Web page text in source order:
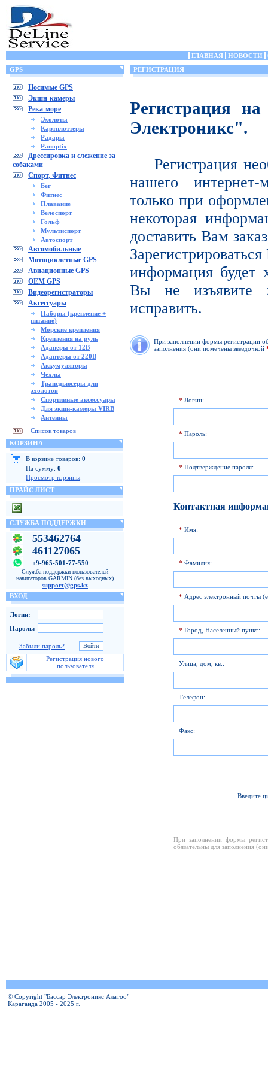
ГЛАВНАЯ НОВОСТИ
GPS
Носимые GPS
Экшн-камеры
Река-море
Эхолоты
Картплоттеры
Радары
Panoptix
Дрессировка и слежение за
собаками
Спорт, Фитнес
Бег
Фитнес
Плавание
Велоспорт
Гольф
Мультиспорт
Автоспорт
Автомобильные
Мотоциклетные GPS
Авиационные GPS
OEM GPS
Видеорегистраторы
Аксессуары
Наборы (крепление +
питание)
Морские крепления
Крепления на руль
Адаперы от 12В
Адаптеры от 220В
Аккумуляторы
Чехлы
Трансдьюсеры для
эхолотов
Спортивные аксессуары
Для экшн-камеры VIRB
Антенны
Список товаров
КОРЗИНА
В корзине товаров: 0
На сумму: 0
Просмотр корзины
ПРАЙС ЛИСТ
СЛУЖБА ПОДДЕРЖКИ
553462764
461127065
+9-965-501-77-550
Служба поддержки пользователей
навигаторов GARMIN (без выходных)
support@gps.kz
ВХОД
Логин:
Пароль:
Забыли пароль?
Регистрация нового
пользователя
РЕГИСТРАЦИЯ
Регистрация
Электроникс".
Регистрация
нашего интернет-
только при
некоторая
доставить Вам
информация будет
Вы не изъявите
исправить.
При заполнении формы регистрации
заполнения (они помечены звездочкой
* Логин:
* Пароль:
* Подтверждение пароля:
Контактная
* Имя:
* Фамилия:
* Адрес электронный почты
* Город, Населенный пункт:
Улица, дом, кв.:
Телефон:
Факс:
Введите
При заполнении формы
обязательны для заполнения
© Copyright "Бассар Электроникс Алатоо"
Караганда 2005 - 2025 г.